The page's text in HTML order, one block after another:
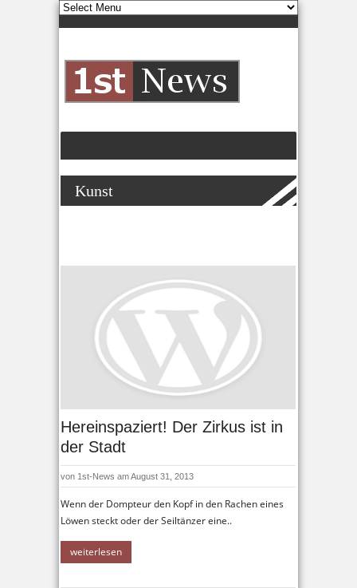
Kunst
Hereinspaziert! Der Zirkus ist in
der Stadt
von 1st-News am August 31, 2013
Wenn der Dompteur den Kopf in den Rachen eines
Löwen steckt oder der Seiltänzer eine..
weiterlesen